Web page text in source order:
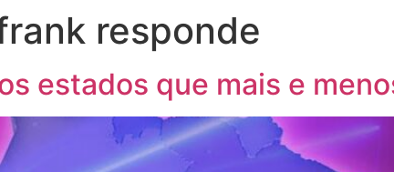
responde
estados que mais e